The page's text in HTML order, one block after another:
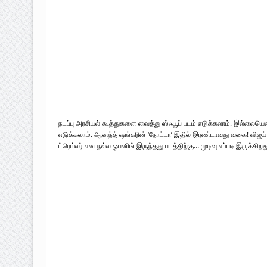
நடப்பு அரசியல் கூத்துகளை வைத்து ஸ்ஃபூப் படம் எடுக்கலாம்.
எடுக்கலாம். ஆனந்த் ஷங்கரின் ‘நோட்டா’ இதில் இரண்டாவது வகை!
ட்ரெய்லர் என நல்ல ஓபனிங் இருந்தது படத்திற்கு… முடிவு எப்படி